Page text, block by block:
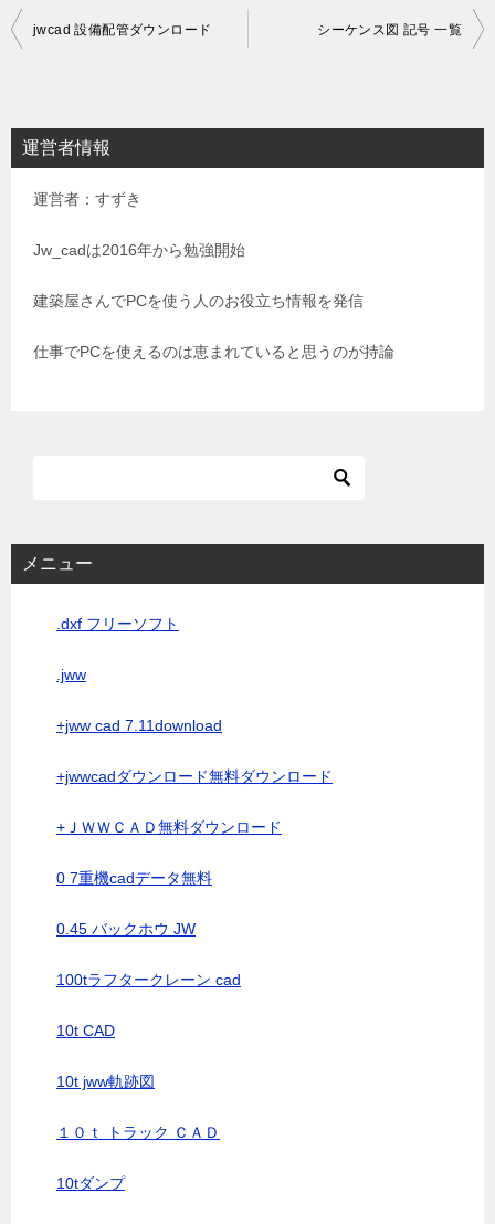
投
ビ
ゲ
jwcad 設備配管ダウンロード シーケンス図 記号 一覧
運営者情報
運営者：すずき
Jw_cadは2016年から勉強開始
建築屋さんでPCを使う人のお役立ち情報を発信
仕事でPCを使えるのは恵まれていると思うのが持論
メニュー
.dxf フリーソフト
.jww
+jww cad 7.11download
+jwwcadダウンロード無料ダウンロード
+ＪＷＷＣＡＤ無料ダウンロード
0 7重機cadデータ無料
0.45 バックホウ JW
100tラフタークレーン cad
10t CAD
10t jww軌跡図
１０ｔ トラック ＣＡＤ
10tダンプ